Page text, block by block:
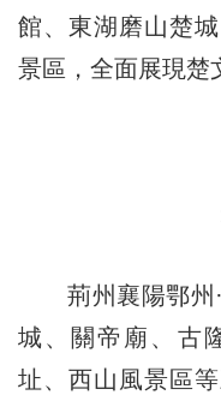
館、東湖磨山楚
景區，全面展現楚
荊州襄陽鄂州·
城、關帝廟、古
址、西山風景區